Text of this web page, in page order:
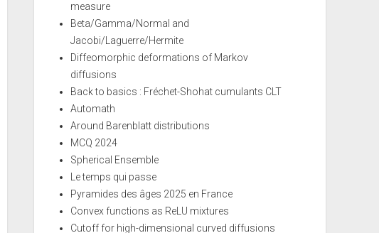
measure
Beta/Gamma/Normal and
Jacobi/Laguerre/Hermite
Diffeomorphic deformations of Markov
diffusions
Back to basics : Fréchet-Shohat cumulants CLT
Automath
Around Barenblatt distributions
MCQ 2024
Spherical Ensemble
Le temps qui passe
Pyramides des âges 2025 en France
Convex functions as ReLU mixtures
Cutoff for high-dimensional curved diffusions